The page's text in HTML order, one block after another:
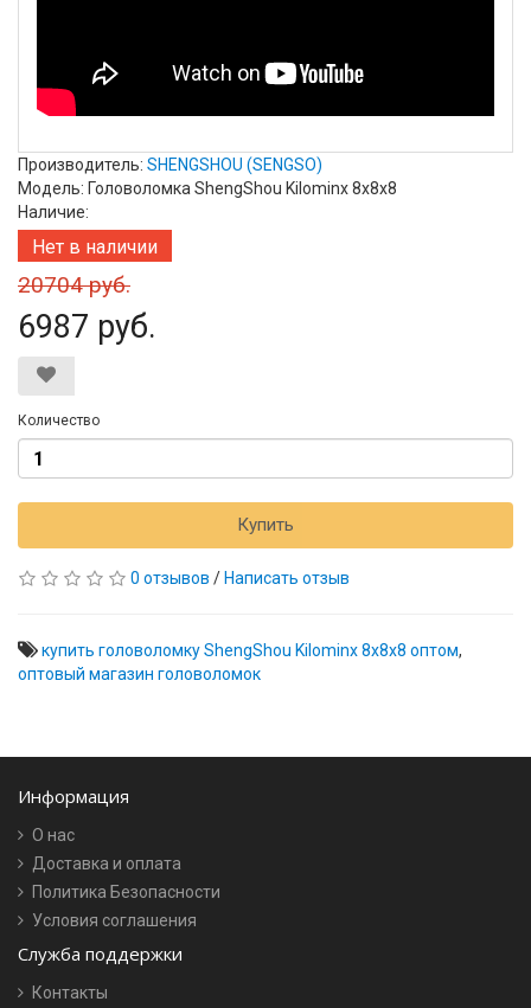
Производитель: SHENGSHOU (SENGSO)
Модель: Головоломка ShengShou Kilominx 8x8x8
Наличие:
Нет в наличии
20704 руб.
6987 руб.
Количество
Купить
0 отзывов / Написать отзыв
купить головоломку ShengShou Kilominx 8x8x8 оптом,
оптовый магазин головоломок
Информация
О нас
Доставка и оплата
Политика Безопасности
Условия соглашения
Служба поддержки
Контакты